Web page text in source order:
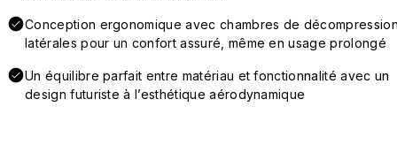
Conception ergonomique avec chambres de
latérales pour un confort assuré, même en usage prolongé
Un équilibre parfait entre matériau et fonctionnalité avec un
design futuriste à l’esthétique aérodynamique